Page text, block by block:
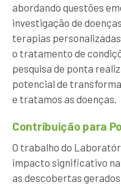
abordando questões
investigação de
terapias
o tratamento de
pesquisa de ponta
potencial de
e tratamos as doenças.
Contribuição para
O trabalho do
impacto significativo
as descobertas